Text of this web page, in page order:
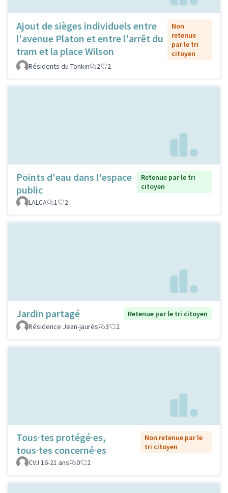
Ajout de sièges individuels entre
l'avenue Platon et entre l'arrêt du
tram et la place Wilson
Non
retenue
par le tri
citoyen
Résidents du Tonkin
2 2
Points d'eau dans l'espace
public
Retenue par le tri
citoyen
LALCA
1 2
Jardin partagé
Retenue par le tri citoyen
Résidence Jean-jaurès
3 2
Tous·tes protégé·es,
tous·tes concerné·es
Non retenue par le
tri citoyen
CVJ 16-21 ans
0 2